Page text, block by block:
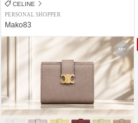
CELINE
PERSONAL SHOPPER
Mako83